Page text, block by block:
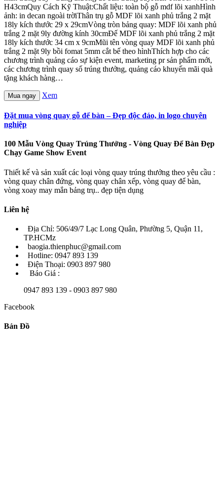
H43cmQuy Cách Kỹ Thuật:Chất liệu: toàn bộ gỗ mdf lõi xanhHình
ảnh: in decan ngoài trờiThân trụ gỗ MDF lõi xanh phủ trắng 2 mặt
18ly kích thước 29 x 29cmVòng tròn bảng quay: MDF lõi xanh phủ
trắng 2 mặt 9ly đường kính 30cmĐế MDF lõi xanh phủ trắng 2 mặt
18ly kích thước 34 cm x 9cmMũi tên vòng quay MDF lõi xanh phủ
trắng 2 mặt 9ly bồi fomat 5mm cắt bế theo hìnhThích hợp cho các
chương trình quảng cáo sự kiện event, marketing pr sản phẩm mới,
các chương trình quay số trúng thưởng, quảng cáo khuyến mãi quà
tặng khách hàng…
Mua ngay Xem
Đặt mua vòng quay gỗ để bàn – Đẹp độc đáo, in logo chuyên
nghiệp
100 Mẫu Vòng Quay Trúng Thưởng - Vòng Quay Để Bàn Đẹp
Chạy Game Show Event
Thiết kế và sản xuất các loại vòng quay trúng thưởng theo yêu cầu :
vòng quay chân đứng, vòng quay chân xếp, vòng quay để bàn,
vòng xoay may mắn bảng trụ.. đẹp tiện dụng
Liên hệ
Địa Chỉ: 506/49/7 Lạc Long Quân, Phường 5, Quận 11,
TP.HCMz
baogia.thienphuc@gmail.com
Hotline: 0947 893 139
Điện Thoại: 0903 897 980
Báo Giá :
0947 893 139 - 0903 897 980
Facebook
Bản Đồ